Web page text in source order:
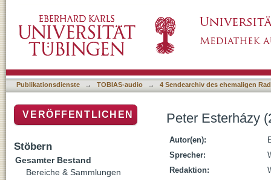
Publikationsdienste → TOBIAS-audio → 4 Sendearchiv des ehemaligen
Peter Esterházy
Autor(en):
Sprecher:
Redaktion:
VERÖFFENTLICHEN
Stöbern
Gesamter Bestand
Bereiche & Sammlungen